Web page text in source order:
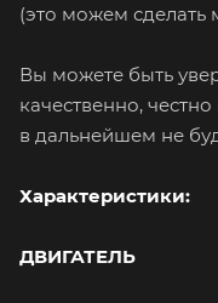
(это можем сделать
Вы можете быть
качественно,
в дальнейшем не
Характеристики:
ДВИГАТЕЛЬ